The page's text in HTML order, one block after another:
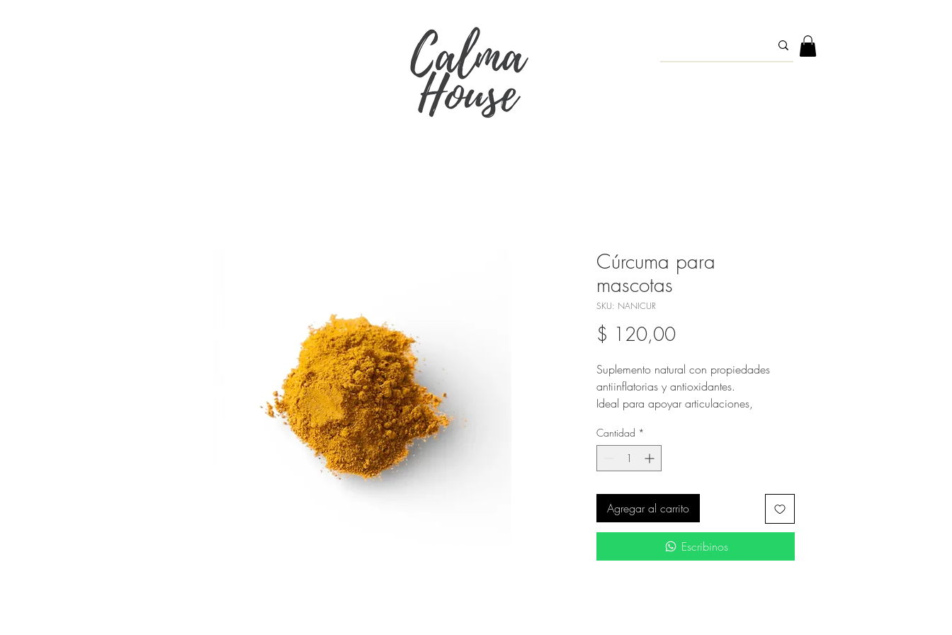
Cúrcuma para
mascotas
SKU: NANICUR
$ 120,00Precio
Suplemento natural con propiedades
antiinflatorias y antioxidantes.
Ideal para apoyar articulaciones,
Presentación 50 gramos
Cantidad *
Agregar al carrito
Escribinos